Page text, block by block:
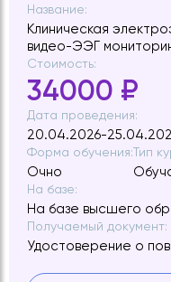
Название:
Клиническая
видео-ЭЭГ
Стоимость:
34000 ₽
Дата проведения:
20.04.2026-
Форма обучения:
Очно
Тип
На базе:
На базе высшего
Получаемый документ:
Удостоверение о